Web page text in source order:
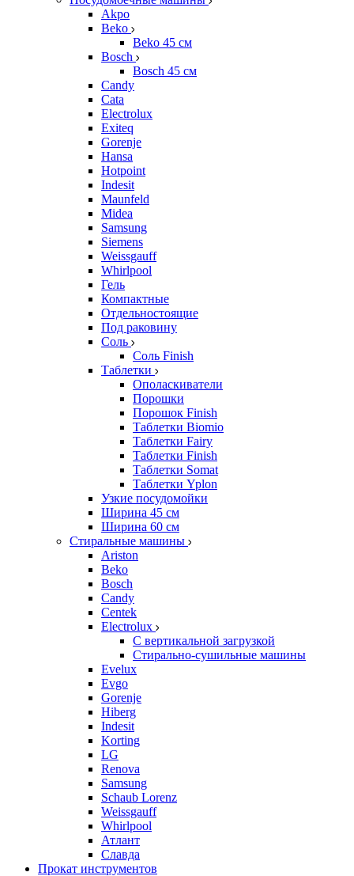
Akpo
Beko
Beko 45 см
Bosch
Bosch 45 см
Candy
Cata
Electrolux
Exiteq
Gorenje
Hansa
Hotpoint
Indesit
Maunfeld
Midea
Samsung
Siemens
Weissgauff
Whirlpool
Гель
Компактные
Отдельностоящие
Под раковину
Соль
Соль Finish
Таблетки
Ополаскиватели
Порошки
Порошок Finish
Таблетки Biomio
Таблетки Fairy
Таблетки Finish
Таблетки Somat
Таблетки Yplon
Узкие посудомойки
Ширина 45 см
Ширина 60 см
Стиральные машины
Ariston
Beko
Bosch
Candy
Centek
Electrolux
С вертикальной загрузкой
Стирально-сушильные машины
Evelux
Evgo
Gorenje
Hiberg
Indesit
Korting
LG
Renova
Samsung
Schaub Lorenz
Weissgauff
Whirlpool
Атлант
Славда
Прокат инструментов